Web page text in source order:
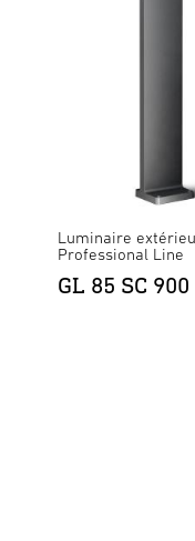
Luminaire
Professional Line
GL 85 SC 900